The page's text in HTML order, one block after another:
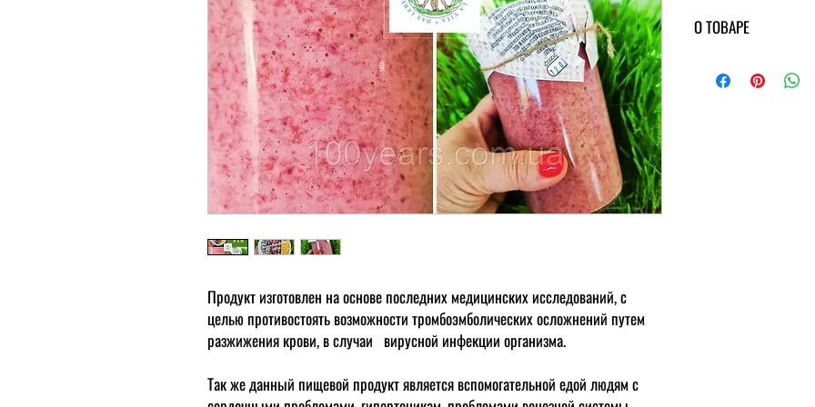
Продукт изготовлен на основе последних медицинских исследований, с
целью противостоять возможности тромбоэмболических осложнений путем
разжижения крови, в случаи вирусной инфекции организма.
Так же данный пищевой продукт является вспомогательной едой людям с
О ТОВАРЕ
Состав: пророщенные